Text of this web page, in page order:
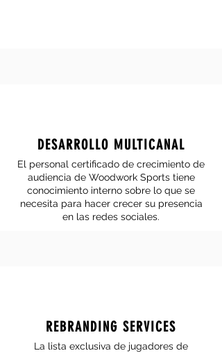
DESARROLLO MULTICANAL
El personal certificado de crecimiento de
audiencia de Woodwork Sports tiene
conocimiento interno sobre lo que se
necesita para hacer crecer su presencia
en las redes sociales.
REBRANDING SERVICES
La lista exclusiva de jugadores de